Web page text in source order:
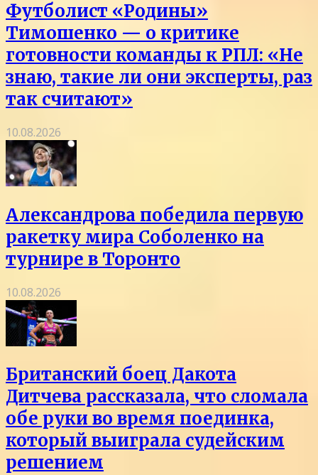
Футболист «Родины»
Тимошенко — о критике
готовности команды к РПЛ: «Не
знаю, такие ли они эксперты, раз
так считают»
10.08.2026
Александрова победила первую
ракетку мира Соболенко на
турнире в Торонто
10.08.2026
Британский боец Дакота
Дитчева рассказала, что сломала
обе руки во время поединка,
который выиграла судейским
решением